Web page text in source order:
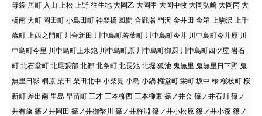
母袋 居町 入山 上松 上野 往生地 大岡乙 大岡甲 大岡中牧 大岡弘崎 大岡丙 大
橋南 大町 岡田町 小島田町 神楽橋 風間 合戦場 門沢 金井田 金箱 上駒沢 上千
歳町 上西之門町 川合新田 川中島町若葉町 川中島町今井 川中島町今井原 川
中島町今里 川中島町上氷鉋 川中島町原 川中島町御厨 川中島町四ツ屋 岩石
町 北石堂町 北尾張部 北郷 北条町 北長池 北堀 狐池 鬼無里 鬼無里日下野 鬼
無里日影 桐原 栗田 栗田北中 小柴見 小島 小鍋 権堂町 栄町 坂中 桜 桜枝町 桜
新町 差出南 里島 早苗町 三才 三本柳西 三本柳東 篠ノ井会 篠ノ井石川 篠ノ
井有旅 篠ノ井岡田 篠ノ井御幣川 篠ノ井杵淵 篠ノ井小松原 篠ノ井小森 篠ノ